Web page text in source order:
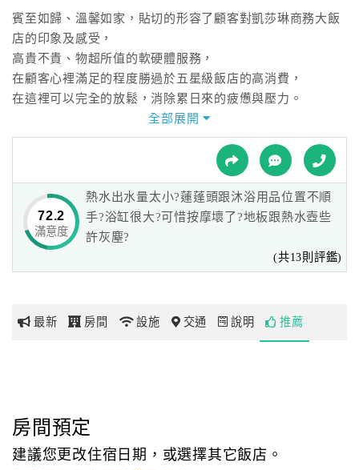
色
民
宿
球
網
帶
圖
顧
賓至如歸、溫馨如家，貼切的形容了顧客對凱莎琳商務大飯
店的印象及感受，
高貴不貴、物超所值的軟硬體服務，
在顧客心裡滿足的程度勝過於五星級飯店的高消費，
在這裡可以完全的放鬆，消除累日來的疲憊與壓力。
全部展開
72.2
滿意度
熱水出水量太小?蓮蓬頭跟沐浴用品位置不順
手?浴缸很大?可惜按摩壞了?地板跟熱水壺些
許灰塵?
(共13則評鑑)
最新 房間 設施 交通 說明 推薦
房間預定
建議您更改住宿日期，或選擇其它飯店。